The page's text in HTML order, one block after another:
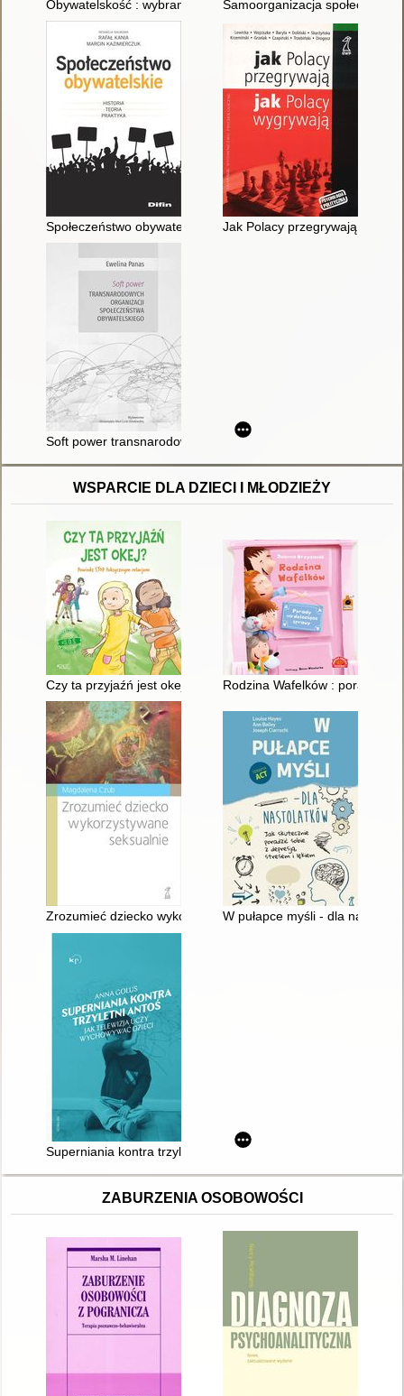
Obywatelskość : wybrane europejskie ujęcia filozoficzne i
Samoorganizacja
Społeczeństwo obywatelskie : historia, teoria, praktyka
Jak Polacy przegrywają, jak
Soft power transnarodowych organizacji społeczeństwa
WSPARCIE DLA DZIECI I MŁODZIEŻY
Czy ta przyjaźń jest okej? : powiedz stop toksycznym relacjom
Rodzina Wafelków : porady na
Zrozumieć dziecko wykorzystywane seksualnie
W pułapce myśli - dla
Superniania kontra trzyletni Antoś : jak telewizja uczy
ZABURZENIA OSOBOWOŚCI